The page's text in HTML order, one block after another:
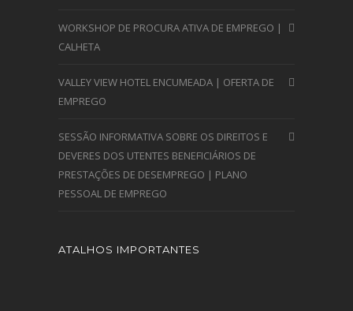
WORKSHOP DE PROCURA ATIVA DE EMPREGO |
CALHETA
VALLEY VIEW HOTEL ENCUMEADA | OFERTA DE
EMPREGO
SESSÃO INFORMATIVA SOBRE OS DIREITOS E
DEVERES DOS UTENTES BENEFICIÁRIOS DE
PRESTAÇÕES DE DESEMPREGO | PLANO
PESSOAL DE EMPREGO
ATALHOS IMPORTANTES